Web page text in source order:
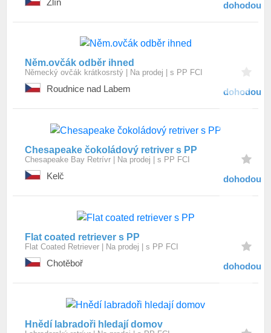
dohodou
Něm.ovčák odběr ihned
Německý ovčák krátkosrstý Na prodej s PP FCI
Roudnice nad Labem dohodou
Chesapeake čokoládový retriver s PP
Chesapeake Bay Retrívr Na prodej s PP FCI
Kelč dohodou
Flat coated retriever s PP
Flat Coated Retriever Na prodej s PP FCI
Chotěboř dohodou
Hnědí labradoři hledají domov